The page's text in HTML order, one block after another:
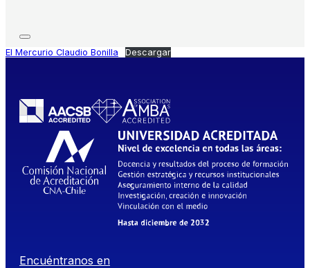
El Mercurio Claudio Bonilla Descargar
Encuéntranos en